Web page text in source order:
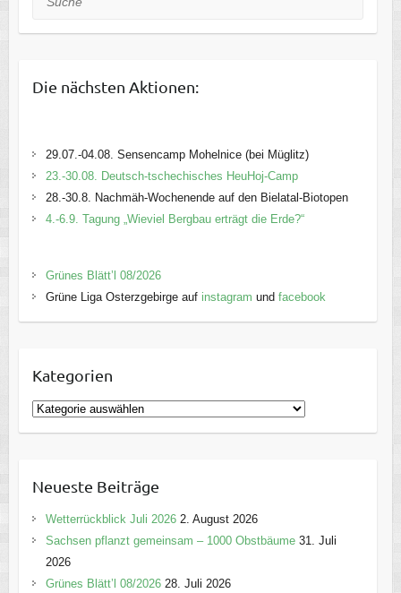
Die nächsten Aktionen:
29.07.-04.08. Sensencamp Mohelnice (bei Müglitz)
23.-30.08. Deutsch-tschechisches HeuHoj-Camp
28.-30.8. Nachmäh-Wochenende auf den Bielatal-Biotopen
4.-6.9. Tagung „Wieviel Bergbau erträgt die Erde?“
Grünes Blätt’l 08/2026
Grüne Liga Osterzgebirge auf instagram und facebook
Kategorien
K
a
g
o
r
e
Neueste Beiträge
Wetterrückblick Juli 2026 2. August 2026
Sachsen pflanzt gemeinsam – 1000 Obstbäume 31. Juli
2026
Grünes Blätt’l 08/2026 28. Juli 2026